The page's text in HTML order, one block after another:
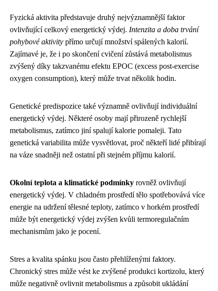
Fyzická aktivita představuje druhý nejvýznamnější faktor
ovlivňující celkový energetický výdej. Intenzita a doba trvání
pohybové aktivity přímo určují množství spálených kalorií.
Zajímavé je, že i po skončení cvičení zůstává metabolismus
zvýšený díky takzvanému efektu EPOC (excess post-exercise
oxygen consumption), který může trvat několik hodin.
Genetické predispozice také významně ovlivňují individuální
energetický výdej. Některé osoby mají přirozeně rychlejší
metabolismus, zatímco jiní spalují kalorie pomaleji. Tato
genetická variabilita může vysvětlovat, proč někteří lidé přibírají
na váze snadněji než ostatní při stejném příjmu kalorií.
Okolní teplota a klimatické podmínky rovněž ovlivňují
energetický výdej. V chladném prostředí tělo spotřebovává více
energie na udržení tělesné teploty, zatímco v horkém prostředí
může být energetický výdej zvýšen kvůli termoregulačním
mechanismům jako je pocení.
Stres a kvalita spánku jsou často přehlíženými faktory.
Chronický stres může vést ke zvýšené produkci kortizolu, který
může negativně ovlivnit metabolismus a způsobit ukládání